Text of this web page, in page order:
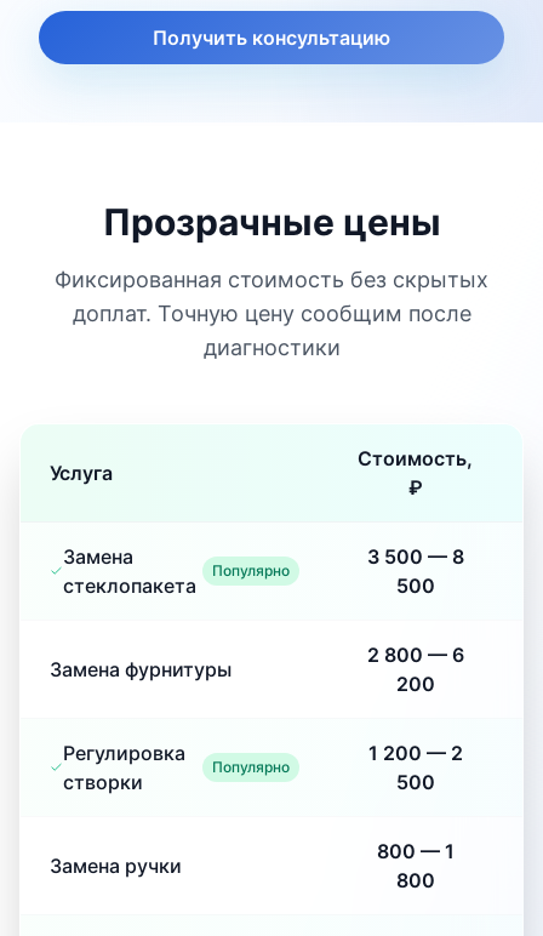
Получить консультацию
Прозрачные цены
Фиксированная стоимость без скрытых
доплат. Точную цену сообщим после
диагностики
Услуга
Стоимость,
₽
Замена
стеклопакета
Популярно
3 500 — 8
500
Замена фурнитуры
2 800 — 6
200
Регулировка
створки
Популярно
1 200 — 2
500
Замена ручки
800 — 1
800